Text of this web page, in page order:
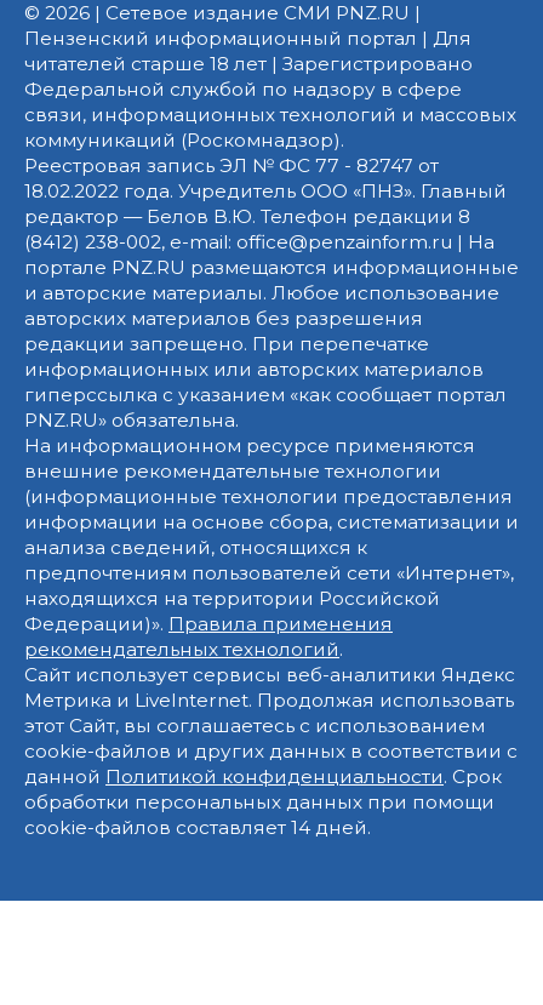
© 2026 | Сетевое издание СМИ PNZ.RU |
Пензенский информационный портал | Для
читателей старше 18 лет | Зарегистрировано
Федеральной службой по надзору в сфере
связи, информационных технологий и массовых
коммуникаций (Роскомнадзор).
Реестровая запись ЭЛ № ФС 77 - 82747 от
18.02.2022 года. Учредитель ООО «ПНЗ». Главный
редактор — Белов В.Ю. Телефон редакции 8
(8412) 238-002, e-mail: office@penzainform.ru | На
портале PNZ.RU размещаются информационные
и авторские материалы. Любое использование
авторских материалов без разрешения
редакции запрещено. При перепечатке
информационных или авторских материалов
гиперссылка с указанием «как сообщает портал
PNZ.RU» обязательна.
На информационном ресурсе применяются
внешние рекомендательные технологии
(информационные технологии предоставления
информации на основе сбора, систематизации и
анализа сведений, относящихся к
предпочтениям пользователей сети «Интернет»,
находящихся на территории Российской
Федерации)». Правила применения
рекомендательных технологий.
Сайт использует сервисы веб-аналитики Яндекс
Метрика и LiveInternet. Продолжая использовать
этот Сайт, вы соглашаетесь с использованием
cookie-файлов и других данных в соответствии с
данной Политикой конфиденциальности. Срок
обработки персональных данных при помощи
cookie-файлов составляет 14 дней.